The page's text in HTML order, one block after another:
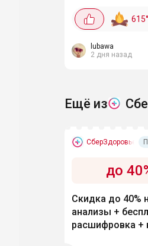
дополнительной
промокоду. Так
таблеток можно...
615°
lubawa
2 дня назад
Ещё из
СберЗдоровье
до
Скидка до 40%
анализы +
расшифровка +